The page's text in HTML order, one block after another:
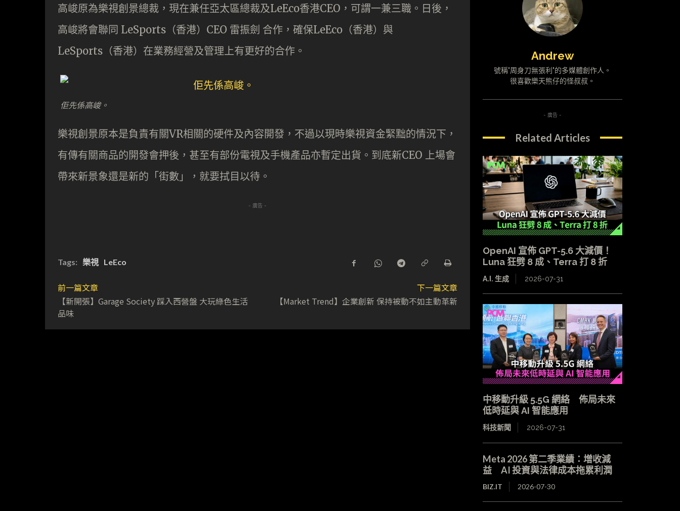
高峻原為樂視創景總裁，現在兼任亞太區總裁及LeEco香港CEO，可謂一兼三職。日後，
高峻將會聯同 LeSports（香港）CEO 雷振劍 合作，確保LeEco（香港）與
LeSports（香港）在業務經營及管理上有更好的合作。
佢先係高峻。
樂視創景原本是負責有關VR相關的硬件及內容開發，不過以現時樂視資金緊黜的情況下，
有傳有關商品的開發會押後，甚至有部份電視及手機產品亦暫定出貨。到底新CEO 上場會
帶來新景象還是新的「街數」，就要拭目以待。
- 廣告 -
Tags: 樂視 LeEco
前一篇文章
【新開張】Garage Society 踩入西營盤 大玩綠色生活
品味
下一篇文章
【Market Trend】企業創新 保持被動不如主動革新
Andrew
號稱"周身刀無張利"的多媒體創作人。
很喜歡樂天熊仔的怪叔叔。
- 廣告 -
Related Articles
OpenAI 宣佈 GPT-5.6 大減價！
Luna 狂劈 8 成、Terra 打 8 折
A.I. 生成 2026-07-31
中移動升級 5.5G 網絡 佈局未來
低時延與 AI 智能應用
科技新聞 2026-07-31
Meta 2026 第二季業績：增收減
益 AI 投資與法律成本拖累利潤
BIZ.IT 2026-07-30